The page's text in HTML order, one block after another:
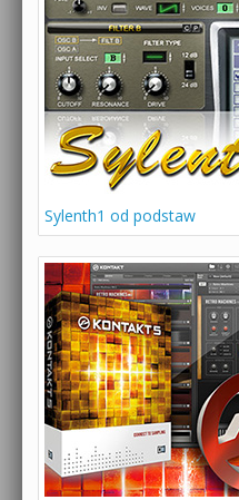
Sylenth1 od podstaw